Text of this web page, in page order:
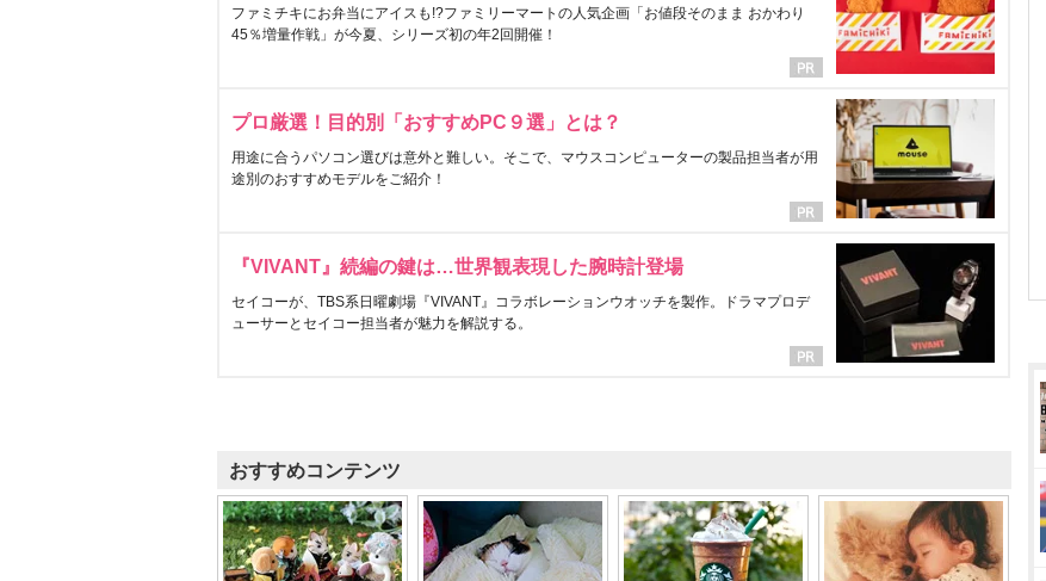
ファミチキにお弁当にアイスも!?ファミリーマートの人気企画「お値段そのまま おかわり
45％増量作戦」が今夏、シリーズ初の年2回開催！
プロ厳選！目的別「おすすめPC９選」とは？
用途に合うパソコン選びは意外と難しい。そこで、マウスコンピューターの製品担当者が用
途別のおすすめモデルをご紹介！
『VIVANT』続編の鍵は…世界観表現した腕時計登場
セイコーが、TBS系日曜劇場『VIVANT』コラボレーションウオッチを製作。ドラマプロデ
ューサーとセイコー担当者が魅力を解説する。
おすすめコンテンツ